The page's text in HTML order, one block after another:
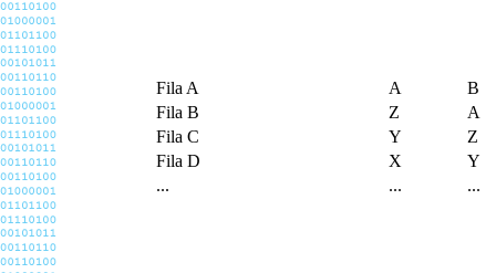
Fila A A
B
Fila B
Z
A
Fila C
Y
Z
Fila D
X
Y
...
... ...